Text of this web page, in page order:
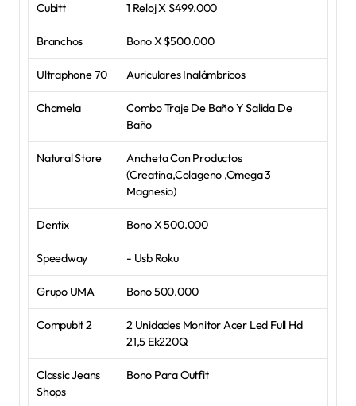
Cubitt 1 Reloj X $499.000
Branchos Bono X $500.000
Ultraphone 70 Auriculares Inalámbricos
Chamela
Combo Traje De Baño Y Salida De
Baño
Natural Store
Ancheta Con Productos
(Creatina,Colageno ,Omega 3
Magnesio)
Dentix Bono X 500.000
Speedway - Usb Roku
Grupo UMA Bono 500.000
Compubit 2
2 Unidades Monitor Acer Led Full Hd
21,5 Ek220Q
Classic Jeans
Shops
Bono Para Outfit